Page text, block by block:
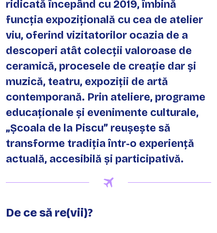
ridicată începând cu 2019, îmbină
funcția expozițională cu cea de atelier
viu, oferind vizitatorilor ocazia de a
descoperi atât colecții valoroase de
ceramică, procesele de creație dar și
muzică, teatru, expoziții de artă
contemporană. Prin ateliere, programe
educaționale și evenimente culturale,
„Școala de la Piscu” reușește să
transforme tradiția într-o experiență
actuală, accesibilă și participativă.
De ce să re(vii)?